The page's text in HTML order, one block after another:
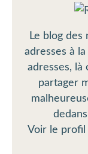
Le blog des
adresses à
adresses, là
partager
Voir le profil